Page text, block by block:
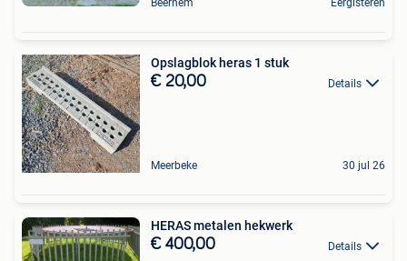
Beernem Eergisteren
Opslagblok heras 1 stuk
€ 20,00 Details
Meerbeke 30 jul 26
HERAS metalen hekwerk
€ 400,00 Details